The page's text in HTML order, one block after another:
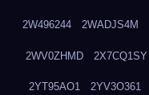
2W496244 2WADJS4M
2WV0ZHMD 2X7CQ1SY
2YT95AO1 2YV3O361